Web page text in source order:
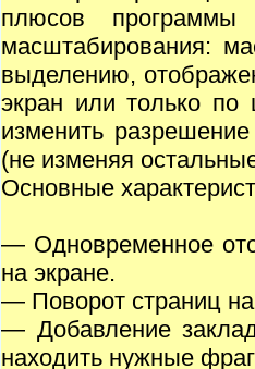
плюсов
масштабирования:
выделению,
экран или только по
изменить
(не изменяя
Основные
— Одновременное
на экране.
— Поворот страниц на
— Добавление
находить нужные